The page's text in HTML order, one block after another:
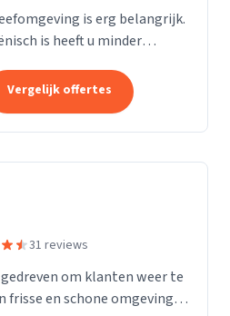
is erg belangrijk.
is heeft u minder
als uw bedrijfspand...
Vergelijk offertes
31 reviews
om klanten weer te
frisse en schone omgeving.